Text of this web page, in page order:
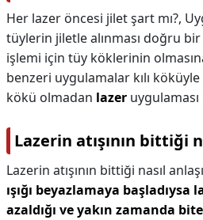
Her lazer öncesi jilet şart mı?,
tüylerin jiletle alınması doğru
işlemi için tüy köklerinin
benzeri uygulamalar kılı köküyle
kökü olmadan lazer
Lazerin atışının bittiği
Lazerin atışının bittiği nasıl
ışığı beyazlamaya başladıysa
azaldığı ve yakın zamanda